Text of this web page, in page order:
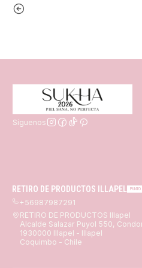
Síguenos
RETIRO DE PRODUCTOS ILLAPEL PUNTO
+56987987291
RETIRO DE PRODUCTOS Illapel
Alcalde Salazar Puyol 550,
1930000 Illapel - Illapel
Coquimbo - Chile